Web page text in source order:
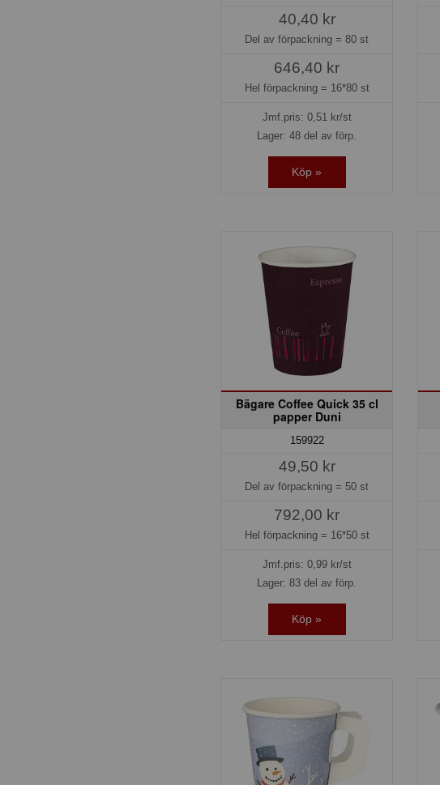
40,40 kr
Del av förpackning =80 st
646,40 kr
Hel förpackning = 16*80 st
Jmf.pris: 0,51kr/st
Lager: 48 del av förp.
Köp »
Bägare Coffee Quick 35 cl
papper Duni
159922
49,50 kr
Del av förpackning = 50 st
792,00 kr
Hel förpackning = 16*50 st
Jmf.pris: 0,99kr/st
Lager: 83 del av förp.
Köp »